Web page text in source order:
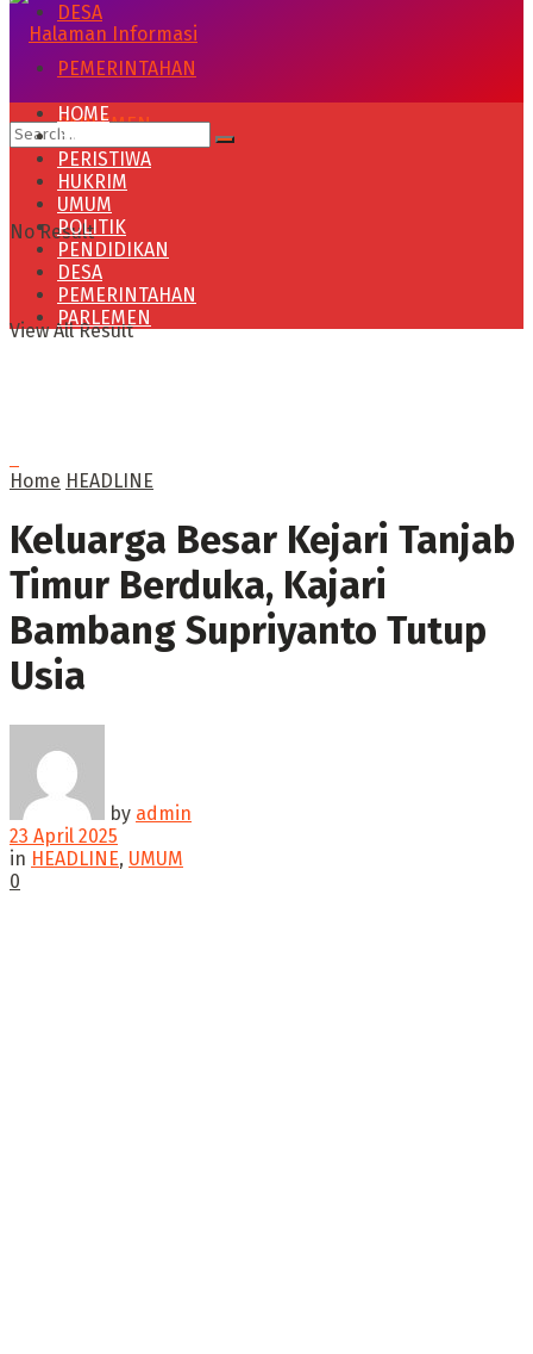
DESA
PEMERINTAHAN
PARLEMEN
No Result
View All Result
HOME
HEADLINE
PERISTIWA
HUKRIM
UMUM
POLITIK
PENDIDIKAN
DESA
PEMERINTAHAN
PARLEMEN
Home HEADLINE
Keluarga Besar Kejari Tanjab
Timur Berduka, Kajari
Bambang Supriyanto Tutup
Usia
by admin
23 April 2025
in HEADLINE, UMUM
0